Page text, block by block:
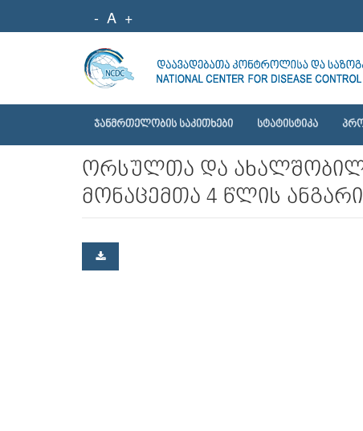
- A +
ᲯᲐᲜᲛᲠᲗᲔᲚᲝᲑᲘᲡ ᲡᲐᲙᲘᲗᲮᲔᲑᲘ ᲡᲢᲐᲢᲘᲡᲢᲘᲙᲐ
ორსულთა და
მონაცემთა 4 წლის